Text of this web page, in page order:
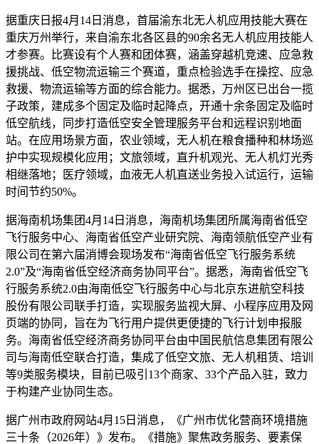
据重庆日报4月14日消息，首届渝东北无人机应用技能大赛在
重庆万州举行，来自渝东北各区县的90余名无人机应用技能人
才参赛。比赛设有个人赛和团体赛，涵盖穿越机竞速、应急救
援挑战、低空物流运输三个赛道，重点检验选手在操控、应急
救援、物流运输等方面的综合能力。据悉，万州区已出台一揽
子政策，建成多个固定及临时起降点，开通十余条固定及临时
低空航线，同步打造低空安全管理服务平台和远程识别地面
站。在应用场景方面，农业领域，无人机在粮食播种和林场巡
护中实现规模化应用；文旅领域，直升机观光、无人机灯光秀
相继落地；医疗领域，血液无人机直送业务投入试运行，运输
时间节约50%。
据海南机场集团4月14日消息，海南机场集团所属海南省低空
飞行服务中心、海南省低空产业研究院、海南领航低空产业有
限公司在第六届消博会现场发布“海南省低空飞行服务系统
2.0”及“海南省低空经济商务协同平台”。据悉，海南省低空飞
行服务系统2.0由海南低空飞行服务中心与北京东进航空科技
股份有限公司联手打造，实现服务监视大屏、小程序应用及网
页端的协同，旨在为飞行用户提供更便捷的飞行计划申报服
务。海南省低空经济商务协同平台由中国民航信息集团有限公
司与海南低空联合打造，集成了低空文旅、无人机租赁、培训
等9类服务模块，目前已吸引13个商家、33个产品入驻，致力
于构建产业协同生态。
据广州市政府网站4月15日消息，《广州市优化营商环境措施
三十条（2026年）》发布。《措施》聚焦政务服务、要素保